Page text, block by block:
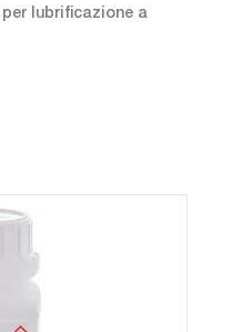
lubrificazione a